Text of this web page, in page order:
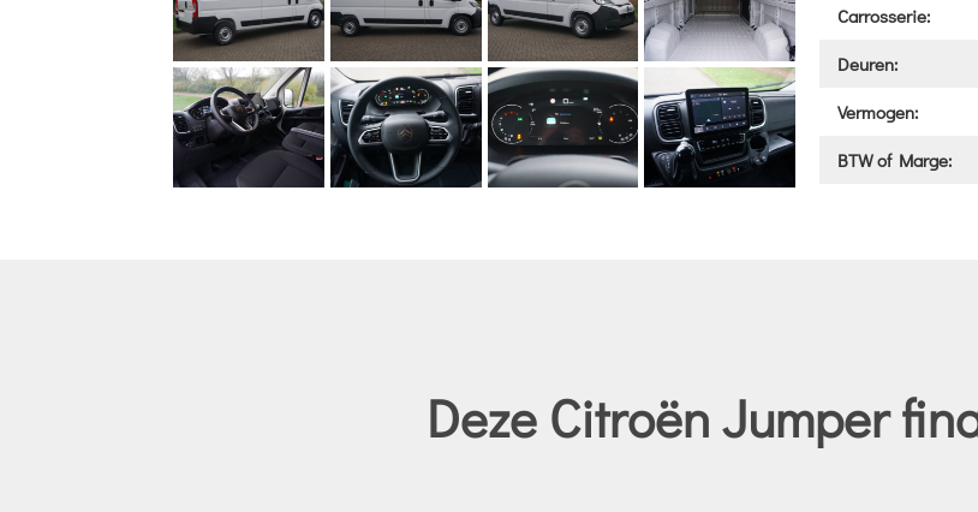
Carrosserie:
Deuren:
Vermogen:
BTW of Marge:
Deze Citroën Jumper